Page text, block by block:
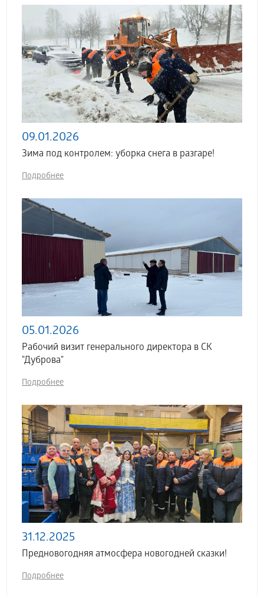
09.01.2026
Зима под контролем: уборка снега в разгаре!
Подробнее
05.01.2026
Рабочий визит генерального директора в СК
"Дуброва"
Подробнее
31.12.2025
Предновогодняя атмосфера новогодней сказки!
Подробнее